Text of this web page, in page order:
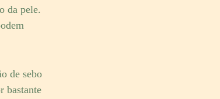
da pele.
de sebo
bastante